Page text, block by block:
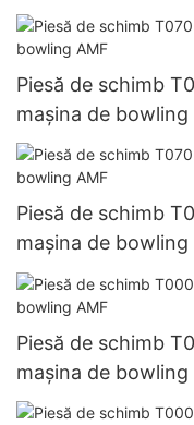
Piesă de schimb
mașina de bowling
Piesă de schimb
mașina de bowling
Piesă de schimb
mașina de bowling